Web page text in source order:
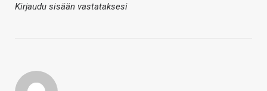
Kirjaudu sisään vastataksesi